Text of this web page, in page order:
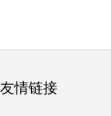
友情链接